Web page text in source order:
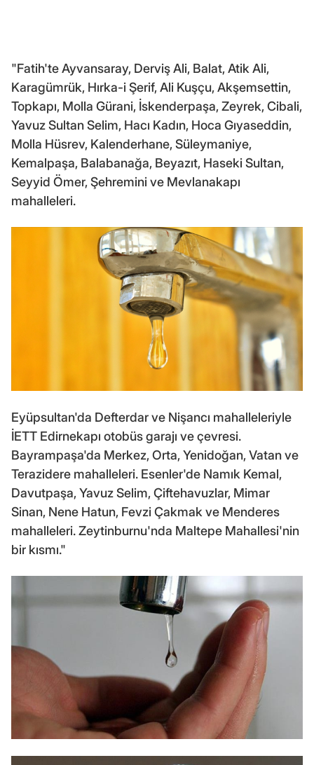
"Fatih'te Ayvansaray, Derviş Ali, Balat, Atik Ali,
Karagümrük, Hırka-i Şerif, Ali Kuşçu, Akşemsettin,
Topkapı, Molla Gürani, İskenderpaşa, Zeyrek, Cibali,
Yavuz Sultan Selim, Hacı Kadın, Hoca Gıyaseddin,
Molla Hüsrev, Kalenderhane, Süleymaniye,
Kemalpaşa, Balabanağa, Beyazıt, Haseki Sultan,
Seyyid Ömer, Şehremini ve Mevlanakapı
mahalleleri.
Eyüpsultan'da Defterdar ve Nişancı mahalleleriyle
İETT Edirnekapı otobüs garajı ve çevresi.
Bayrampaşa'da Merkez, Orta, Yenidoğan, Vatan ve
Terazidere mahalleleri. Esenler'de Namık Kemal,
Davutpaşa, Yavuz Selim, Çiftehavuzlar, Mimar
Sinan, Nene Hatun, Fevzi Çakmak ve Menderes
mahalleleri. Zeytinburnu'nda Maltepe Mahallesi'nin
bir kısmı."